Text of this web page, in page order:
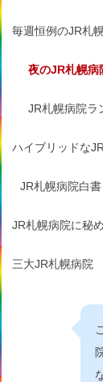
毎週恒例のJR札
夜のJR札幌病
JR札幌病院ラ
ハイブリッドな
JR札幌病院白書
JR札幌病院に秘
三大JR札幌病院